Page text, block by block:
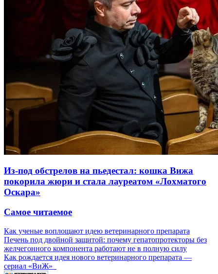
Из-под обстрелов на пьедестал: кошка Вижа
покорила жюри и стала лауреатом «Лохматого
Оскара»
Самое читаемое
Как ученые воплощают идею ветеринарного препарата
Печень под двойной защитой: почему гепатопротекторы без
желчегонного компонента работают не в полную силу
Как рождается идея нового ветеринарного препарата —
сериал «ВиЖ»